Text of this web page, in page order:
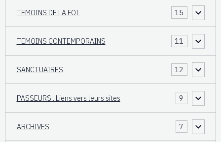
TEMOINS DE LA FOI. 15
TEMOINS CONTEMPORAINS 11
SANCTUAIRES 12
PASSEURS...Liens vers leurs sites 9
ARCHIVES 7